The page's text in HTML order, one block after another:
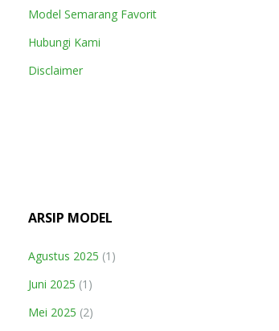
Model Semarang Favorit
Hubungi Kami
Disclaimer
ARSIP MODEL
Agustus 2025 (1)
Juni 2025 (1)
Mei 2025 (2)